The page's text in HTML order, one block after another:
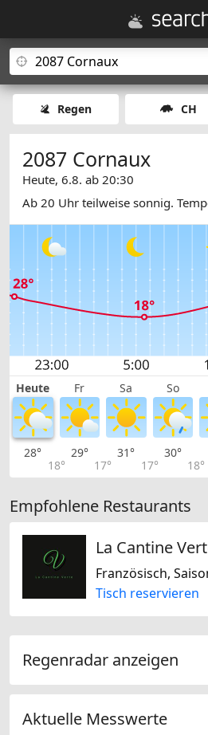
Regen CH
2087 Cornaux
Heute, 6.8. ab 20:30
Ab 20 Uhr teilweise sonnig.
Heute Fr Sa So
28°
18°
29°
17°
31°
17°
30°
18°
Empfohlene Restaurants
La Cantine
Tisch reservieren
Regenradar anzeigen
Aktuelle Messwerte